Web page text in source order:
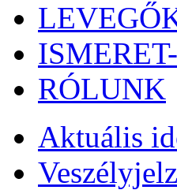
RÓLUNK
Aktuális